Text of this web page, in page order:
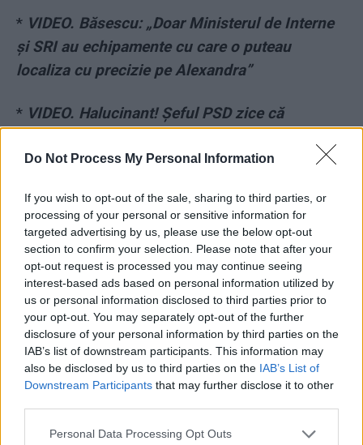
Do Not Process My Personal Information
If you wish to opt-out of the sale, sharing to third parties, or
processing of your personal or sensitive information for
targeted advertising by us, please use the below opt-out
section to confirm your selection. Please note that after your
opt-out request is processed you may continue seeing
interest-based ads based on personal information utilized by
us or personal information disclosed to third parties prior to
your opt-out. You may separately opt-out of the further
disclosure of your personal information by third parties on the
IAB’s list of downstream participants. This information may
also be disclosed by us to third parties on the IAB’s List of
Downstream Participants that may further disclose it to other
Personal Data Processing Opt Outs
* VIDEO. Băsescu: „Doar Ministerul de Interne
și SRI au echipamente cu care o puteau
localiza cu precizie pe Alexandra”
* VIDEO. Halucinant! Șeful PSD zice că
#Rezist, care „țipă și se împotrivesc
ad